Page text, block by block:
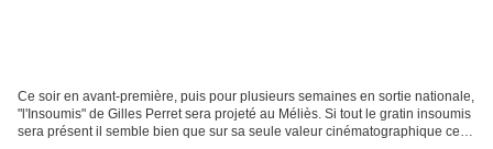
Ce soir en avant-première, puis pour plusieurs semaines en sortie nationale,
"l'Insoumis" de Gilles Perret sera projeté au Méliès. Si tout le gratin insoumis
sera présent il semble bien que sur sa seule valeur cinématographique cette